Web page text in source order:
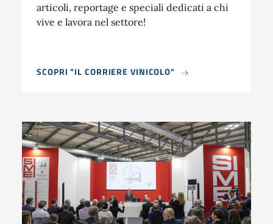
articoli, reportage e speciali dedicati a chi
vive e lavora nel settore!
SCOPRI "IL CORRIERE VINICOLO"